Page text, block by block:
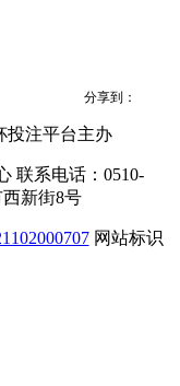
分享到：
投注平台主办
联系电话：0510-
西新街8号
网站标识